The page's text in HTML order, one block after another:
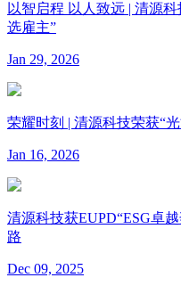
以智启程 以人致远 | 清源
选雇主”
Jan 29, 2026
荣耀时刻 | 清源科技荣获“
Jan 16, 2026
清源科技获EUPD“ESG卓
路
Dec 09, 2025